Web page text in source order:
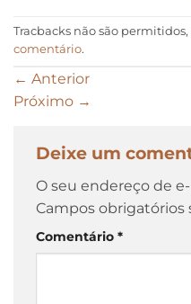
Tracbacks não são
comentário.
← Anterior
Próximo →
Deixe um
O seu endereço de
Campos obrigatórios
Comentário *